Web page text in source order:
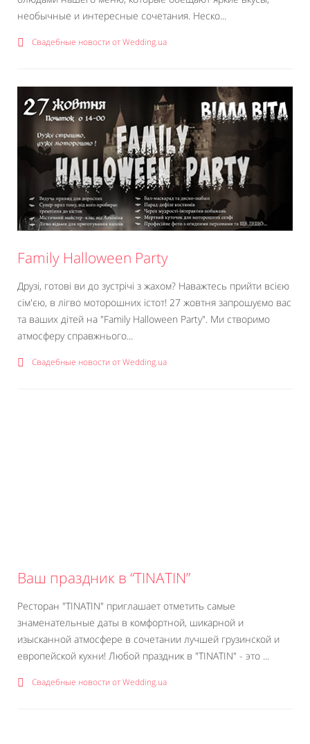
необычные и интересные сочетания. Неско...
Свадебные новости от Wedding.ua
Family Halloween Party
Друзі, готові ви до зустрічі з жахом? Наважтесь прийти всією
сім'єю, в лігво моторошних істот! 27 жовтня запрошуємо вас
та ваших дітей на "Family Halloween Party". Ми створимо
атмосферу справжнього...
Свадебные новости от Wedding.ua
Ваш праздник в “TINATIN”
Ресторан "TINATIN" приглашает отметить самые
знаменательные даты в комфортной, шикарной и
изысканной атмосфере в сочетании лучшей грузинской и
европейской кухни! Любой праздник в "TINATIN" - это ...
Свадебные новости от Wedding.ua